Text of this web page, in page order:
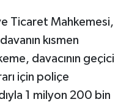
Ticaret Mahkemesi,
kısmen
davacının geçici
için poliçe
1 milyon 200 bin